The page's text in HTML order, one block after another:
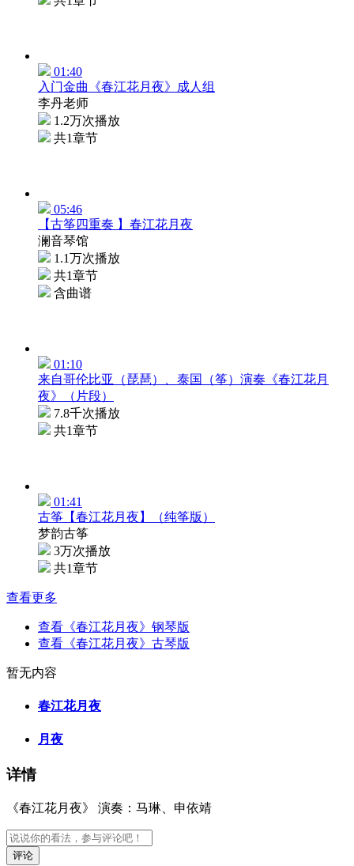
01:40
入门金曲《春江花月夜》成人组
李丹老师
1.2万次播放
共1章节
05:46
【古筝四重奏 】春江花月夜
澜音琴馆
1.1万次播放
共1章节
含曲谱
01:10
来自哥伦比亚（琵琶）、泰国（筝）演奏《春江花月
夜》（片段）
7.8千次播放
共1章节
01:41
古筝【春江花月夜】（纯筝版）
梦韵古筝
3万次播放
共1章节
查看更多
查看《春江花月夜》钢琴版
查看《春江花月夜》古琴版
暂无内容
春江花月夜
月夜
详情
《春江花月夜》 演奏：马琳、申依靖
评论